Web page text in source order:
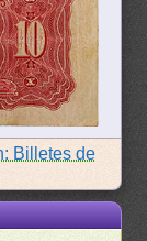
Billetes de